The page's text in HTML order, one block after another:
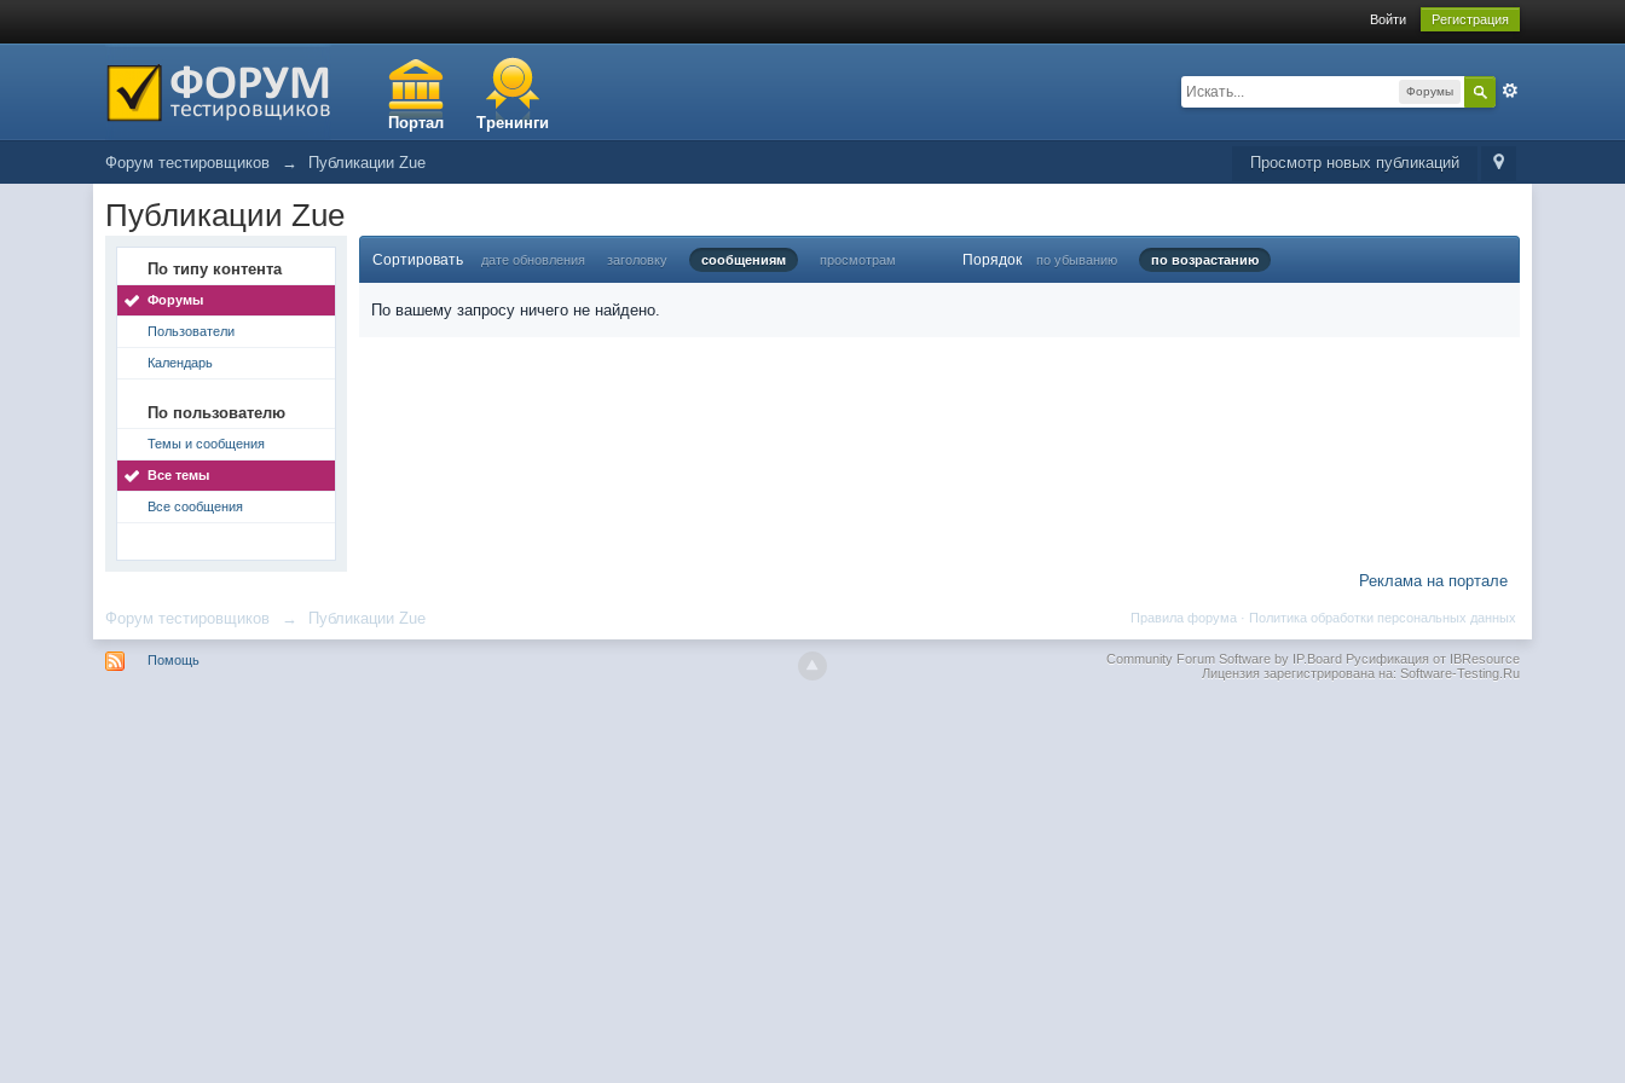
Войти Регистрация
Портал Тренинги
Форумы
Просмотр новых публикаций
Форум тестировщиков → Публикации Zue
Публикации Zue
По типу контента
Форумы
Пользователи
Календарь
По пользователю
Темы и сообщения
Все темы
Все сообщения
Сортировать дате обновления заголовку сообщениям просмотрам Порядок по убыванию по возрастанию
По вашему запросу ничего не найдено.
Реклама на портале
Форум тестировщиков → Публикации Zue Политика обработки персональных данных
Правила форума ·
Помощь Community Forum Software by IP.BoardРусификация от IBResource
Лицензия зарегистрирована на: Software-Testing.Ru